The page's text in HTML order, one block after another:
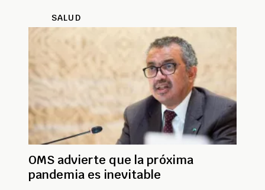
SALUD
OMS advierte que la próxima
pandemia es inevitable